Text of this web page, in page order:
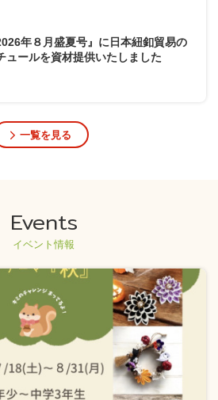
年８月盛夏号』に日本紐釦貿易の
ュールを資材提供いたしました
一覧を見る
Events
イベント情報